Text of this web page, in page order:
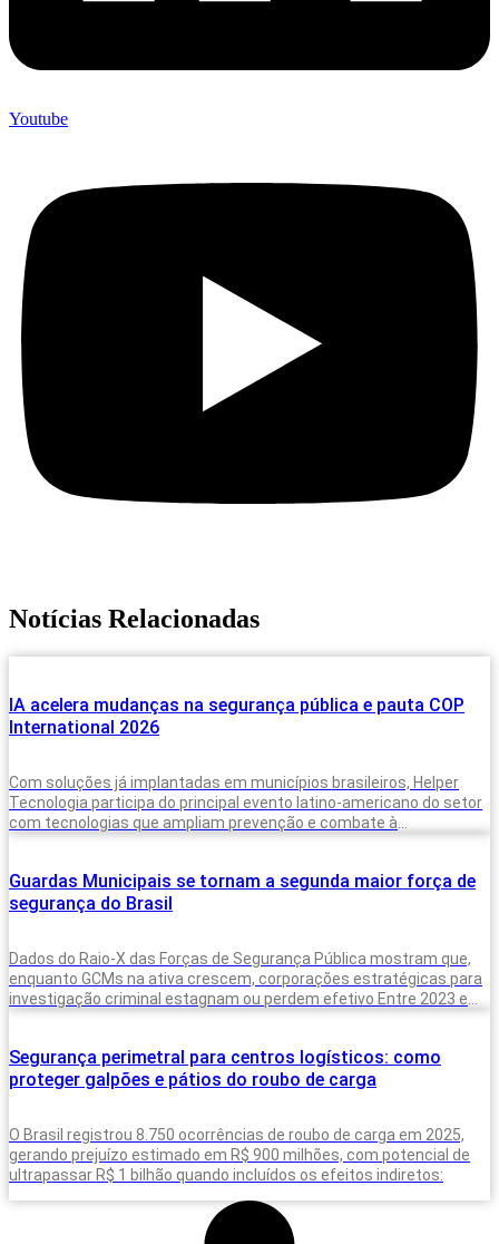
Youtube
Notícias Relacionadas
IA acelera mudanças na segurança pública e pauta COP
International 2026
Com soluções já implantadas em municípios brasileiros, Helper
Tecnologia participa do principal evento latino-americano do setor
com tecnologias que ampliam prevenção e combate à
Guardas Municipais se tornam a segunda maior força de
segurança do Brasil
Dados do Raio-X das Forças de Segurança Pública mostram que,
enquanto GCMs na ativa crescem, corporações estratégicas para
investigação criminal estagnam ou perdem efetivo Entre 2023 e
Segurança perimetral para centros logísticos: como
proteger galpões e pátios do roubo de carga
O Brasil registrou 8.750 ocorrências de roubo de carga em 2025,
gerando prejuízo estimado em R$ 900 milhões, com potencial de
ultrapassar R$ 1 bilhão quando incluídos os efeitos indiretos: